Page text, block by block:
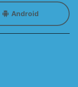
Android